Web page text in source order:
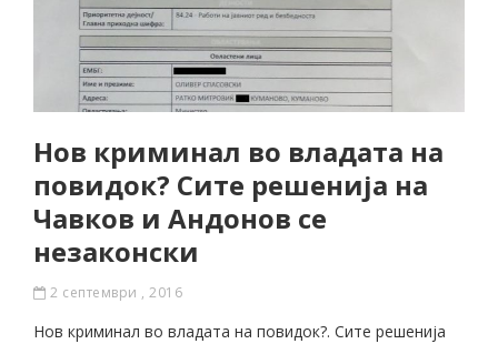
Нов криминал во владата на
повидок? Сите решенија на
Чавков и Андонов се
незаконски
2 септември , 2016
Нов криминал во владата на повидок?. Сите решенија